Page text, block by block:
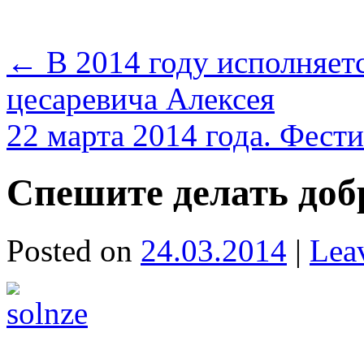
← В 2014 году
цесаревича Алексея
22 марта 2014 года.
Спешите делать
Posted on 24.03.2014 |